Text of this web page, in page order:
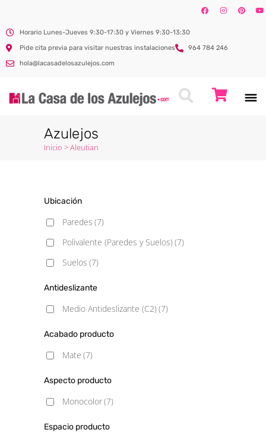
Horario Lunes-Jueves 9:30-17:30 y Viernes 9:30-13:30
Pide cita previa para visitar nuestras instalaciones
964 784 246
hola@lacasadelosazulejos.com
Azulejos
Inicio >Aleutian
Ubicación
Paredes (7)
Polivalente (Paredes y Suelos)(7)
Suelos (7)
Antideslizante
Medio Antideslizante (C2)(7)
Acabado producto
Mate (7)
Aspecto producto
Monocolor(7)
Espacio producto